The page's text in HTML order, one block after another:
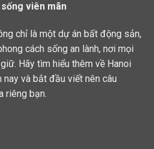
viên mãn
chỉ là một dự án bất động sản,
cách sống an lành, nơi mọi
Hãy tìm hiểu thêm về Hanoi
nay và bắt đầu viết nên câu
riêng bạn.